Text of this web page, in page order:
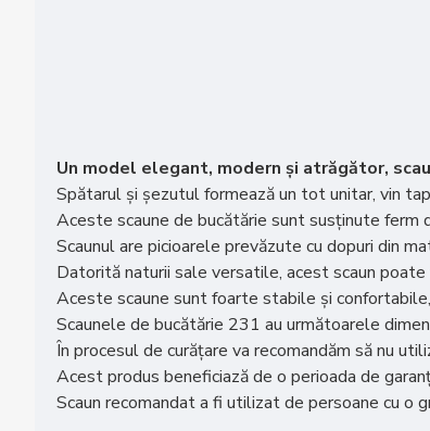
Un model elegant, modern și atrăgător,
Spătarul și șezutul formează un tot unitar, vin
Aceste scaune de bucătărie sunt susținute ferm
Scaunul are picioarele prevăzute cu dopuri din
Datorită naturii sale versatile, acest scaun
Aceste scaune sunt foarte stabile și
Scaunele de bucătărie 231 au următoarele
În procesul de curățare va recomandăm să nu
Acest produs beneficiază de o perioada de
Scaun recomandat a fi utilizat de persoane cu o